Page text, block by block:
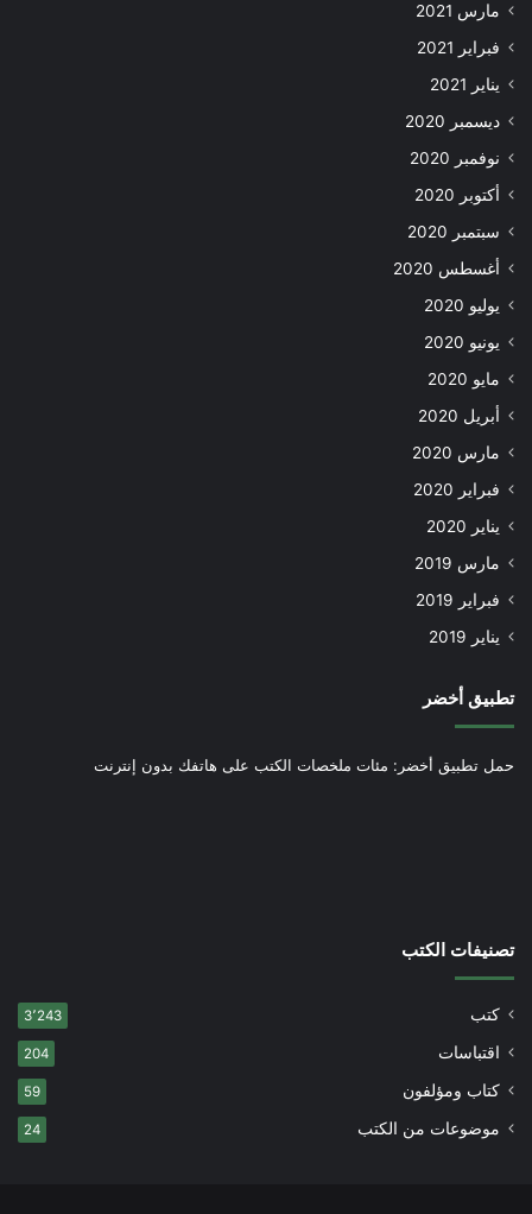
مارس 2021
فبراير 2021
يناير 2021
ديسمبر 2020
نوفمبر 2020
أكتوبر 2020
سبتمبر 2020
أغسطس 2020
يوليو 2020
يونيو 2020
مايو 2020
أبريل 2020
مارس 2020
فبراير 2020
يناير 2020
مارس 2019
فبراير 2019
يناير 2019
تطبيق أخضر
حمل تطبيق أخضر: مئات ملخصات الكتب على هاتفك بدون إنترنت
تصنيفات الكتب
كتب 3٬243
اقتباسات 204
كتاب ومؤلفون 59
موضوعات من الكتب 24